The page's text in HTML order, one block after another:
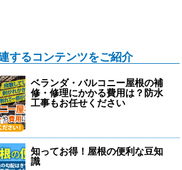
するコンテンツをご紹介
ベランダ・バルコニー屋根の補
修・修理にかかる費用は？防水
工事もお任せください
知ってお得！屋根の便利な豆知
識